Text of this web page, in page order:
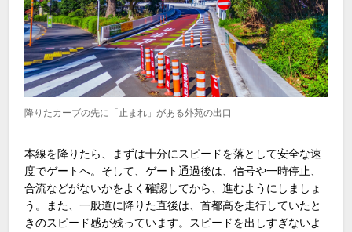
降りたカーブの先に「止まれ」がある外苑の出口
本線を降りたら、まずは十分にスピードを落として安全な速
度でゲートへ。そして、ゲート通過後は、信号や一時停止、
合流などがないかをよく確認してから、進むようにしましょ
う。また、一般道に降りた直後は、首都高を走行していたと
きのスピード感が残っています。スピードを出しすぎないよ